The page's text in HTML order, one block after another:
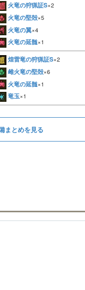
火竜の狩猟証S×2
火竜の堅殻×5
火竜の翼×4
火竜の延髄×1
煌雷竜の狩猟証S×2
雌火竜の堅殻×6
火竜の延髄×1
竜玉×1
まとめを見る